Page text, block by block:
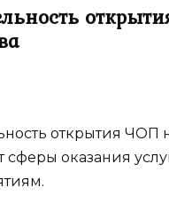
открытия ЧОП
сферы оказания